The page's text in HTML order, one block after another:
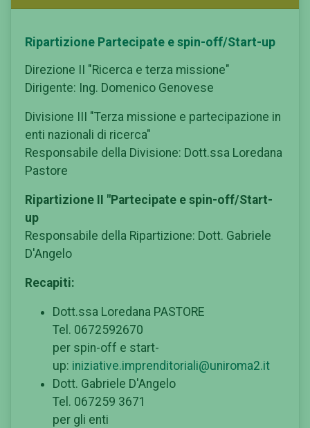
Ripartizione Partecipate e spin-off/Start-up
Direzione II "Ricerca e terza missione"
Dirigente: Ing. Domenico Genovese
Divisione III "Terza missione e partecipazione in
enti nazionali di ricerca"
Responsabile della Divisione: Dott.ssa Loredana
Pastore
Ripartizione II "Partecipate e spin-off/Start-
up
Responsabile della Ripartizione: Dott. Gabriele
D'Angelo
Recapiti:
Dott.ssa Loredana PASTORE
Tel. 0672592670
per spin-off e start-
up: iniziative.imprenditoriali@uniroma2.it
Dott. Gabriele D'Angelo
Tel. 067259 3671
per gli enti